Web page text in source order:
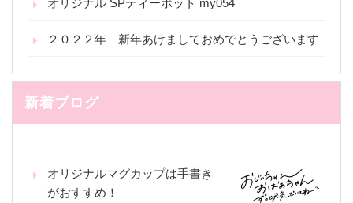
オリジナル SPティーポット my054
２０２２年 新年あけましておめでとうございます
新着ブログ
オリジナルマグカップは手書き
がおすすめ！